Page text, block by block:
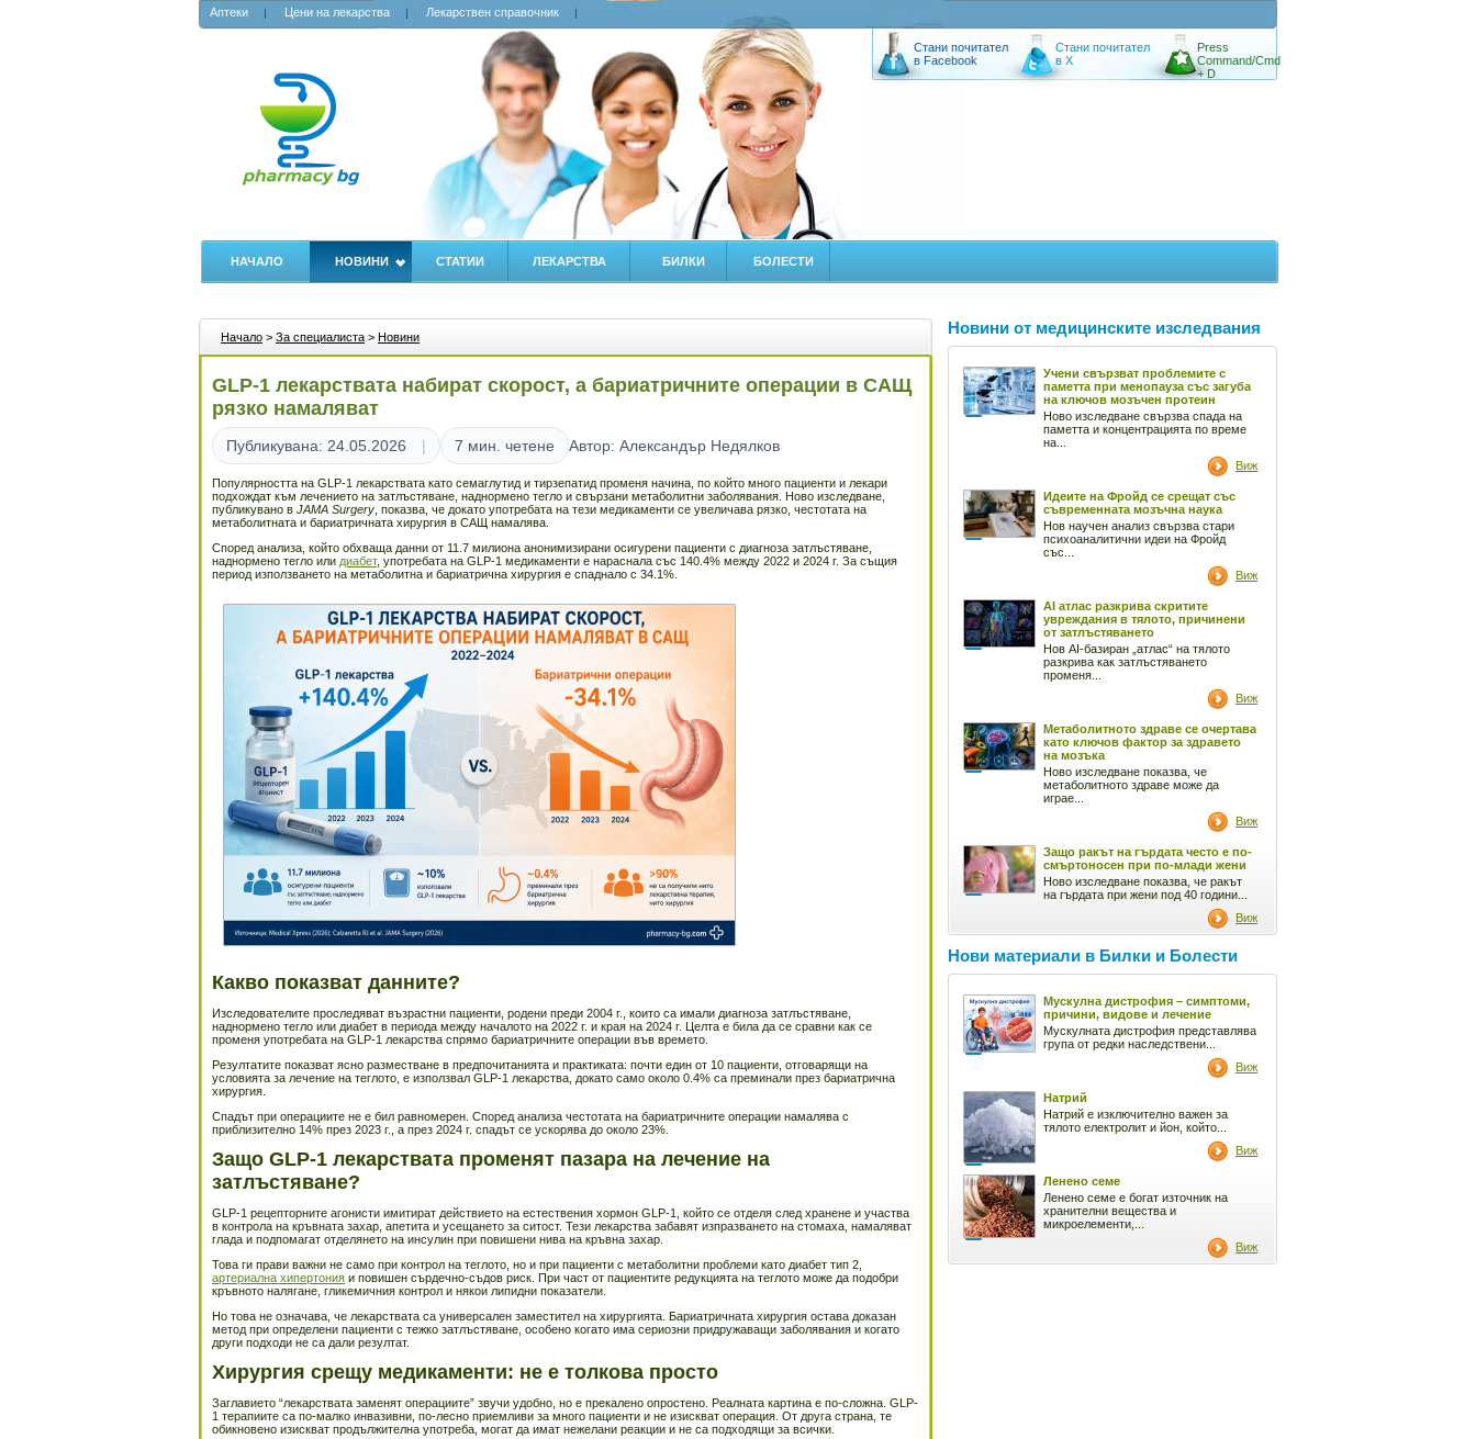
Аптеки Цени на лекарства Лекарствен справочник
Стани почитател
в Facebook
Стани почитател
в X
Press
Command/Cmd
+ D
НАЧАЛО НОВИНИ СТАТИИ ЛЕКАРСТВА БИЛКИ БОЛЕСТИ
Начало > За специалиста > Новини
GLP-1 лекарствата набират скорост, а бариатричните операции в САЩ
рязко намаляват
Публикувана: 24.05.2026 7 мин. четене Автор: Александър Недялков
Популярността на GLP-1 лекарствата като семаглутид и тирзепатид променя начина, по който много пациенти и лекари
подхождат към лечението на затлъстяване, наднормено тегло и свързани метаболитни заболявания. Ново изследване,
публикувано в JAMA Surgery , показва, че докато употребата на тези медикаменти се увеличава рязко, честотата на
метаболитната и бариатричната хирургия в САЩ намалява.
Според анализа, който обхваща данни от 11.7 милиона анонимизирани осигурени пациенти с диагноза затлъстяване,
наднормено тегло или диабет, употребата на GLP-1 медикаменти е нараснала със 140.4% между 2022 и 2024 г. За същия
период използването на метаболитна и бариатрична хирургия е спаднало с 34.1%.
Какво показват данните?
Изследователите проследяват възрастни пациенти, родени преди 2004 г., които са имали диагноза затлъстяване,
наднормено тегло или диабет в периода между началото на 2022 г. и края на 2024 г. Целта е била да се сравни как се
променя употребата на GLP-1 лекарства спрямо бариатричните операции във времето.
Резултатите показват ясно разместване в предпочитанията и практиката: почти един от 10 пациенти, отговарящи на
условията за лечение на теглото, е използвал GLP-1 лекарства, докато само около 0.4% са преминали през бариатрична
хирургия.
Спадът при операциите не е бил равномерен. Според анализа честотата на бариатричните операции намалява с
приблизително 14% през 2023 г., а през 2024 г. спадът се ускорява до около 23%.
Защо GLP-1 лекарствата променят пазара на лечение на
затлъстяване?
GLP-1 рецепторните агонисти имитират действието на естествения хормон GLP-1, който се отделя след хранене и участва
в контрола на кръвната захар, апетита и усещането за ситост. Тези лекарства забавят изпразването на стомаха, намаляват
глада и подпомагат отделянето на инсулин при повишени нива на кръвна захар.
Това ги прави важни не само при контрол на теглото, но и при пациенти с метаболитни проблеми като диабет тип 2,
артериална хипертония и повишен сърдечно-съдов риск. При част от пациентите редукцията на теглото може да подобри
кръвното налягане, гликемичния контрол и някои липидни показатели.
Но това не означава, че лекарствата са универсален заместител на хирургията. Бариатричната хирургия остава доказан
метод при определени пациенти с тежко затлъстяване, особено когато има сериозни придружаващи заболявания и когато
други подходи не са дали резултат.
Хирургия срещу медикаменти: не е толкова просто
Заглавието “лекарствата заменят операциите” звучи удобно, но е прекалено опростено. Реалната картина е по-сложна. GLP-
1 терапиите са по-малко инвазивни, по-лесно приемливи за много пациенти и не изискват операция. От друга страна, те
обикновено изискват продължителна употреба, могат да имат нежелани реакции и не са подходящи за всички.
Новини от медицинските изследвания
Учени свързват проблемите с
паметта при менопауза със загуба
на ключов мозъчен протеин
Ново изследване свързва спада на
паметта и концентрацията по време
на...
Виж
Идеите на Фройд се срещат със
съвременната мозъчна наука
Нов научен анализ свързва стари
психоаналитични идеи на Фройд
със...
Виж
AI атлас разкрива скритите
увреждания в тялото, причинени
от затлъстяването
Нов AI-базиран „атлас“ на тялото
разкрива как затлъстяването
променя...
Виж
Метаболитното здраве се очертава
като ключов фактор за здравето
на мозъка
Ново изследване показва, че
метаболитното здраве може да
играе...
Виж
Защо ракът на гърдата често е по-
смъртоносен при по-млади жени
Ново изследване показва, че ракът
на гърдата при жени под 40 години...
Виж
Нови материали в Билки и Болести
Мускулна дистрофия – симптоми,
причини, видове и лечение
Мускулната дистрофия представлява
група от редки наследствени...
Виж
Натрий
Натрий е изключително важен за
тялото електролит и йон, който...
Виж
Ленено семе
Ленено семе е богат източник на
хранителни вещества и
микроелементи,...
Виж